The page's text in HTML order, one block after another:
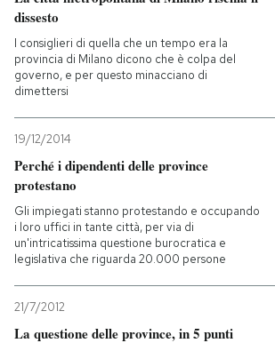
Internet
Cultura
Economia
Ok
Europa
PODCAST
NEWSLETTER
I MIEI PREFERITI
dissesto
I consiglieri di quella che un tempo era la
provincia di Milano dicono che è colpa del
governo, e per questo minacciano di
dimettersi
19/12/2014
Perché i dipendenti delle province
protestano
Gli impiegati stanno protestando e occupando
i loro uffici in tante città, per via di
un'intricatissima questione burocratica e
legislativa che riguarda 20.000 persone
21/7/2012
La questione delle province, in 5 punti